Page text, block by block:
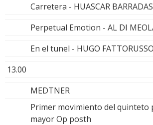
Carretera - HUASCAR BARRADAS
Perpetual Emotion - AL DI
En el tunel - HUGO FATTORUSSO
13.00
MEDTNER
Primer movimiento del quinteto
mayor Op posth